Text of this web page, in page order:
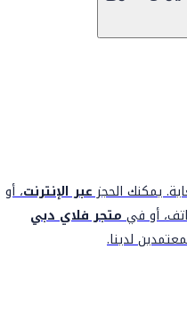
يمكنك الحجزعبر الإنترنت، أو
أو فيمتجر فلاي دبي
لدينا.